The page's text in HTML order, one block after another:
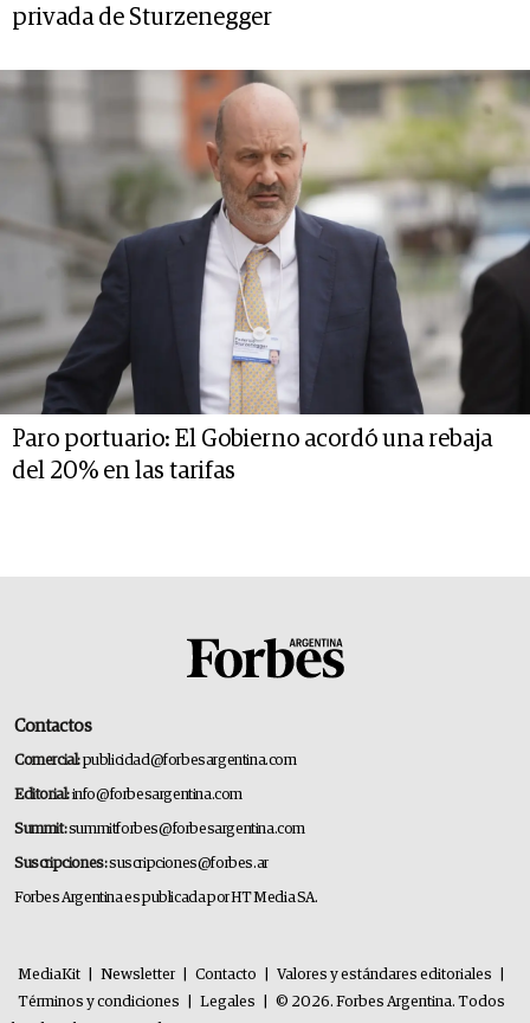
privada de Sturzenegger
Paro portuario: El Gobierno acordó una rebaja
del 20% en las tarifas
Contactos
Comercial:publicidad@forbesargentina.com
Editorial:info@forbesargentina.com
Summit:summitforbes@forbesargentina.com
Suscripciones:suscripciones@forbes.ar
Forbes Argentina es publicada por HT Media SA.
MediaKit Newsletter Contacto Valores y estándares editoriales
Términos y condiciones
Legales
© 2026. Forbes Argentina. Todos